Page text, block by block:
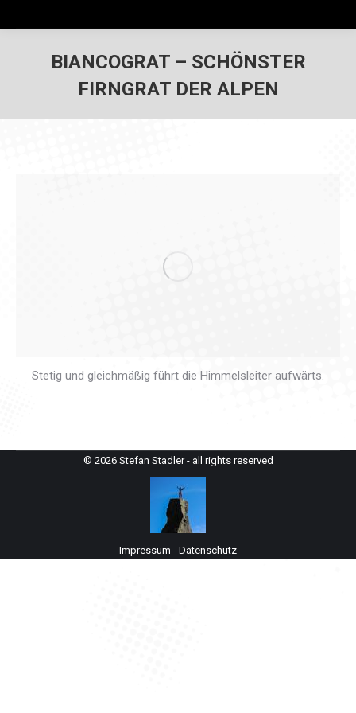
BIANCOGRAT – SCHÖNSTER
FIRNGRAT DER ALPEN
Stetig und gleichmäßig führt die Himmelsleiter aufwärts.
© 2026 Stefan Stadler - all rights reserved
Impressum - Datenschutz